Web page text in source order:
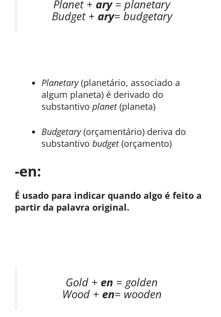
Planet + ary= planetary
Budget + ary= budgetary
Planetary(planetário, associado a
algum planeta) é derivado do
substantivo planet(planeta)
Budgetary(orçamentário) deriva do
substantivo budget(orçamento)
-en:
É usado para indicar quando algo é feito a
partir da palavra original.
Gold + en = golden
Wood + en= wooden